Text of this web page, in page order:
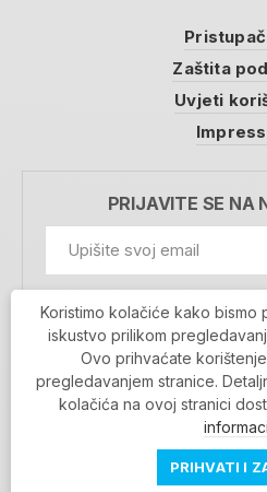
Zaštita
Uvjeti
PRIJAVITE SE NA
Prihvaćam da se moji
podataka i koriste u svrhu
newslettera
MOJARIJEKA
PRIJAVI
Koristimo kolačiće kako bismo
iskustvo prilikom
Ovo prihvaćate
pregledavanjem stranice.
kolačića na ovoj stranici
PRIHVATI I